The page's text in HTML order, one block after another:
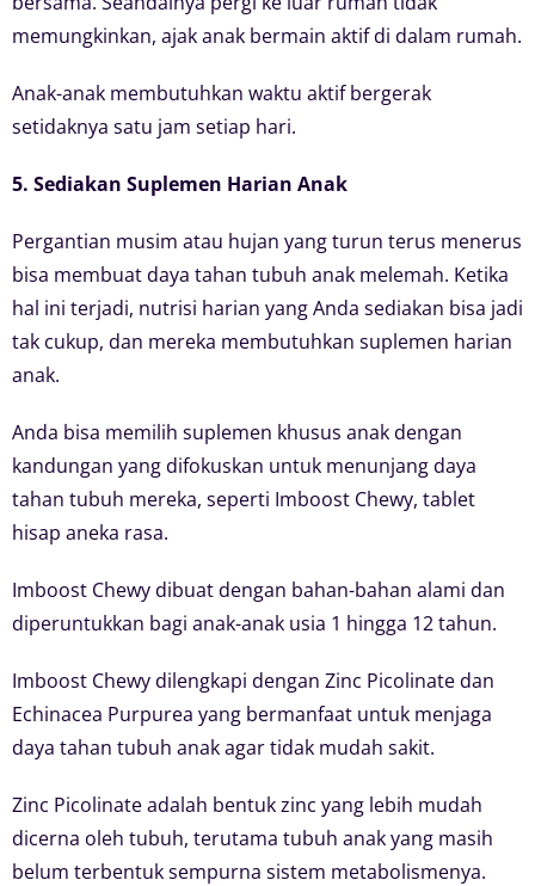
memungkinkan, ajak anak bermain aktif di dalam rumah.
Anak-anak membutuhkan waktu aktif bergerak
setidaknya satu jam setiap hari.
5. Sediakan Suplemen Harian Anak
Pergantian musim atau hujan yang turun terus menerus
bisa membuat daya tahan tubuh anak melemah. Ketika
hal ini terjadi, nutrisi harian yang Anda sediakan bisa jadi
tak cukup, dan mereka membutuhkan suplemen harian
anak.
Anda bisa memilih suplemen khusus anak dengan
kandungan yang difokuskan untuk menunjang daya
tahan tubuh mereka, seperti Imboost Chewy, tablet
hisap aneka rasa.
Imboost Chewy dibuat dengan bahan-bahan alami dan
diperuntukkan bagi anak-anak usia 1 hingga 12 tahun.
Imboost Chewy dilengkapi dengan Zinc Picolinate dan
Echinacea Purpurea yang bermanfaat untuk menjaga
daya tahan tubuh anak agar tidak mudah sakit.
Zinc Picolinate adalah bentuk zinc yang lebih mudah
dicerna oleh tubuh, terutama tubuh anak yang masih
belum terbentuk sempurna sistem metabolismenya.